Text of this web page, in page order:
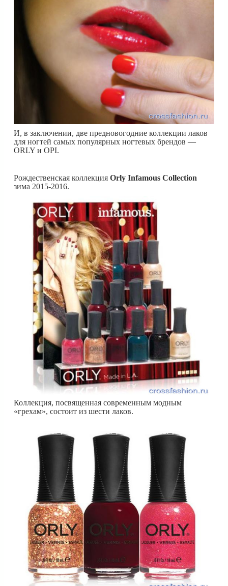
И, в заключении, две предновогодние коллекции лаков
для ногтей самых популярных ногтевых брендов —
ORLY и OPI.
Рождественская коллекция Orly Infamous Collection
зима 2015-2016.
Коллекция, посвященная современным модным
«грехам», состоит из шести лаков.